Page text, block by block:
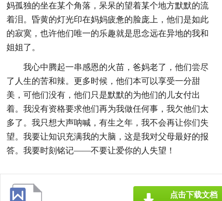
妈孤独的坐在某个角落，呆呆的望着某个地方默默的流
着泪。昏黄的灯光印在妈妈疲惫的脸庞上，他们是如此
的寂寞，也许他们唯一的乐趣就是思念远在异地的我和
姐姐了。
我心中腾起一串感恩的火苗，爸妈老了，他们尝尽
了人生的苦和辣。更多时候，他们本可以享受一分甜
美，可他们没有，他们只是默默的为他们的儿女付出
着。我没有资格要求他们再为我做任何事，我欠他们太
多了。我只想大声呐喊，有生之年，我不会再让你们失
望。我要让知识充满我的大脑，这是我对父母最好的报
答。我要时刻铭记——不要让爱你的人失望！
点击下载文档